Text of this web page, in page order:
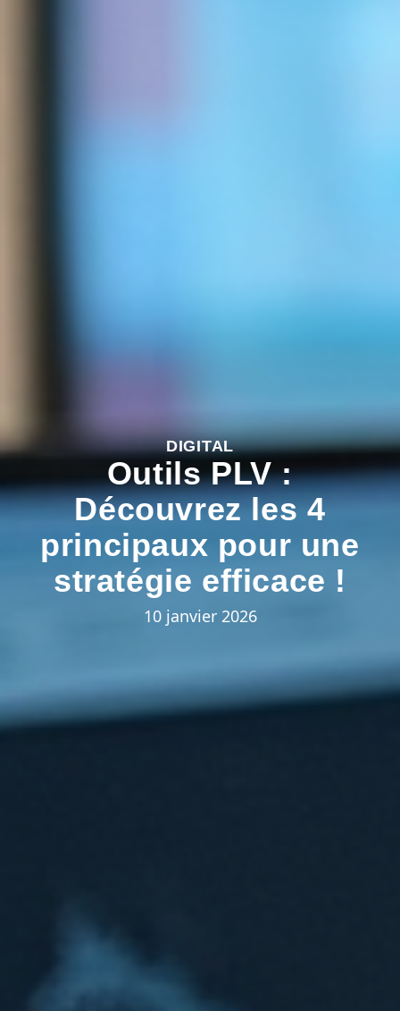
DIGITAL
Outils PLV :
Découvrez les 4
principaux pour une
stratégie efficace !
10 janvier 2026